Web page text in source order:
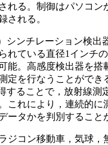
れる。制御はパソコン
される。
シンチレーション検出
れている直径1インチ
能。高感度検出器を搭
定を行なうことができ
することで，放射線測
これにより，連続的に
ータかを判別すること
ジコン移動車，気球，